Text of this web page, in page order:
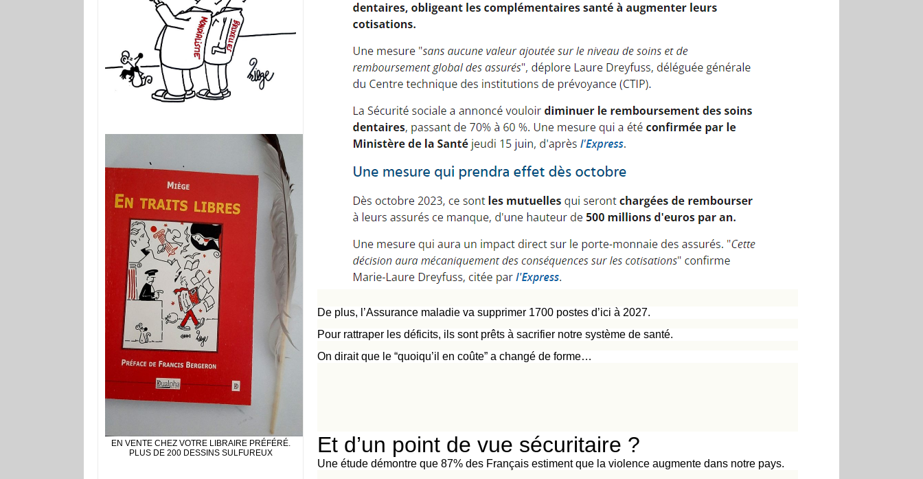
EN VENTE CHEZ VOTRE LIBRAIRE PRÉFÉRÉ.
PLUS DE 200 DESSINS SULFUREUX
De plus, l’Assurance maladie va supprimer 1700 postes d’ici à 2027.
Pour rattraper les déficits, ils sont prêts à sacrifier notre système de santé.
On dirait que le “quoiqu’il en coûte” a changé de forme…
Et d’un point de vue sécuritaire ?
Une étude démontre que 87% des Français estiment que la violence augmente dans notre pays.